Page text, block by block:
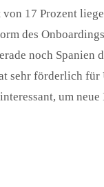
17 Prozent
des
noch Spanien
sehr förderlich für
um neue